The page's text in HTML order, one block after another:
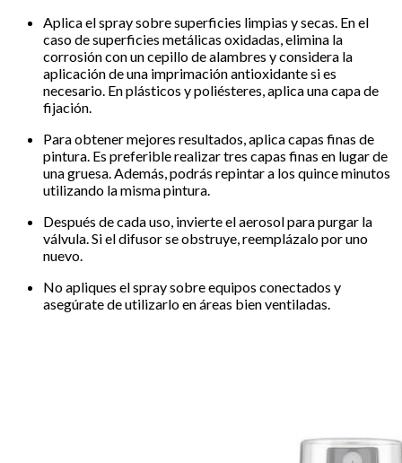
Aplica el spray sobre superficies limpias y secas. En el
caso de superficies metálicas oxidadas, elimina la
corrosión con un cepillo de alambres y considera la
aplicación de una imprimación antioxidante si es
necesario. En plásticos y poliésteres, aplica una capa de
fijación.
Para obtener mejores resultados, aplica capas finas de
pintura. Es preferible realizar tres capas finas en lugar de
una gruesa. Además, podrás repintar a los quince minutos
utilizando la misma pintura.
Después de cada uso, invierte el aerosol para purgar la
válvula. Si el difusor se obstruye, reemplázalo por uno
nuevo.
No apliques el spray sobre equipos conectados y
asegúrate de utilizarlo en áreas bien ventiladas.